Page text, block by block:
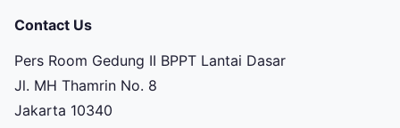
Contact Us
Pers Room Gedung II BPPT Lantai Dasar
Jl. MH Thamrin No. 8
Jakarta 10340